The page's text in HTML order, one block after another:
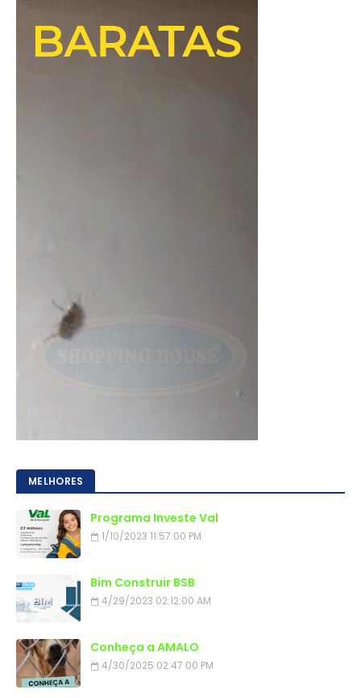
MELHORES
Programa Investe Val
1/10/2023 11:57:00 PM
Bim Construir BSB
4/29/2023 02:12:00 AM
Conheça a AMALO
4/30/2025 02:47:00 PM